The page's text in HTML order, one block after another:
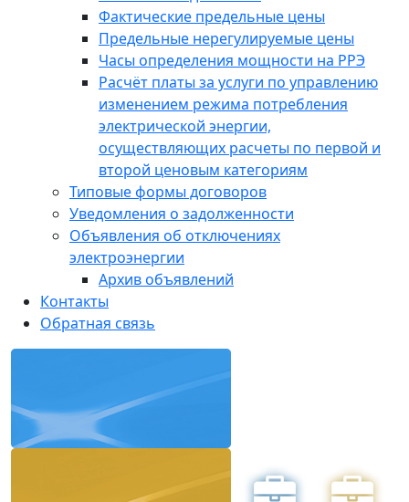
Фактические предельные цены
Предельные нерегулируемые цены
Часы определения мощности на РРЭ
Расчёт платы за услуги по управлению
изменением режима потребления
электрической энергии,
осуществляющих расчеты по первой и
второй ценовым категориям
Типовые формы договоров
Уведомления о задолженности
Объявления об отключениях
электроэнергии
Архив объявлений
Контакты
Обратная связь